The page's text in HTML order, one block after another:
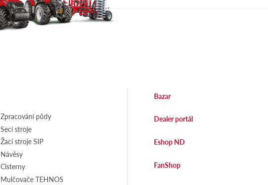
Zpracování půdy
Secí stroje
Žací stroje SIP
Návěsy
Cisterny
Mulčovače TEHNOS
Bazar
Dealer portál
Eshop ND
FanShop